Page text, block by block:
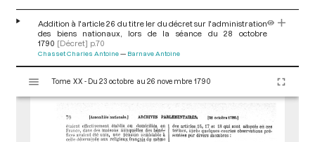
Addition à l'article 26 du titre ler du décret sur l'administration
des biens nationaux, lors de la séance du 28 octobre
1790 [Décret] p.70
Chasset Charles Antoine Barnave Antoine
s
Tome XX - Du 23 octobre au 26 novembre 1790